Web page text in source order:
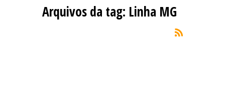
Arquivos da tag: Linha MG